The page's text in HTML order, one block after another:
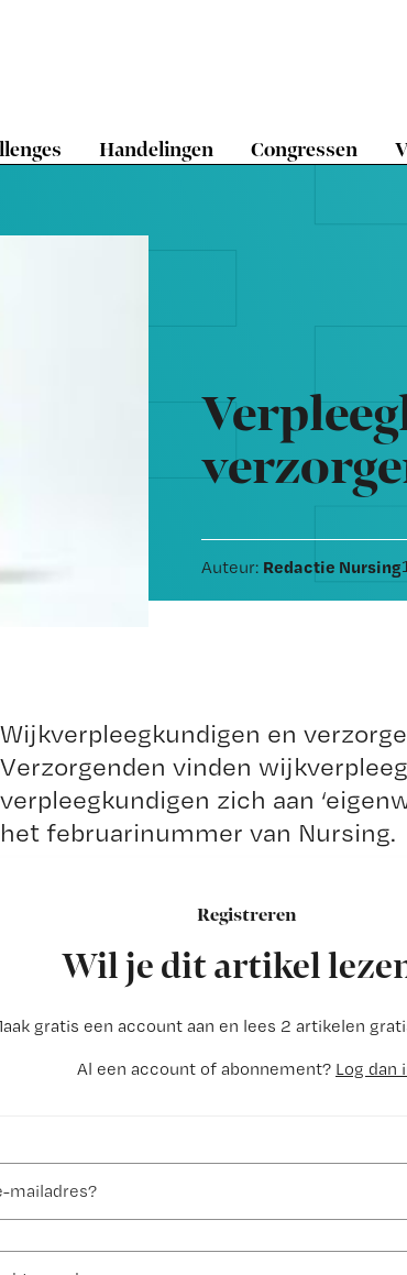
Handelingen Congressen
Auteur: Redactie Nursing
Registreren
Wil je dit artikel
gratis een account aan en lees 2 artikelen
Al een account of abonnement? Log dan
Wijkverpleegkundigen en
Verzorgenden vinden
verpleegkundigen zich aan
het februarinummer van Nursing.